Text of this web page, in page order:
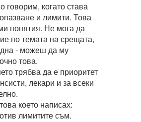
говорим, когато става
и лимити. Това
понятия. Не мога да
по темата на срещата,
- можеш да му
това.
трябва да е приоритет
лекари и за всеки
което написах:
лимитите съм.